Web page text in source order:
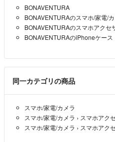
BONAVENTURA
BONAVENTURAのスマホ/家電/
BONAVENTURAのスマホアクセ
BONAVENTURAのiPhoneケース
同一カテゴリの商品
スマホ/家電/カメラ
スマホ/家電/カメラ › スマホアク
スマホ/家電/カメラ › スマホアク